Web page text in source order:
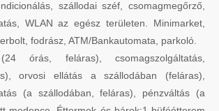
szállodai széf, csomagmegőrző,
WLAN az egész területen. Minimarket,
fodrász, ATM/Bankautomata, parkoló.
órás, feláras), csomagszolgáltatás,
orvosi ellátás a szállodában (feláras),
(a szállodában, feláras), pénzváltás (a